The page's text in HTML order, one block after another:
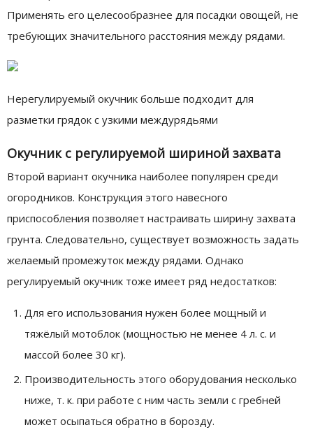
Применять его целесообразнее для посадки овощей, не
требующих значительного расстояния между рядами.
Нерегулируемый окучник больше подходит для
разметки грядок с узкими междурядьями
Окучник с регулируемой шириной захвата
Второй вариант окучника наиболее популярен среди
огородников. Конструкция этого навесного
приспособления позволяет настраивать ширину захвата
грунта. Следовательно, существует возможность задать
желаемый промежуток между рядами. Однако
регулируемый окучник тоже имеет ряд недостатков:
Для его использования нужен более мощный и
тяжёлый мотоблок (мощностью не менее 4 л. с. и
массой более 30 кг).
Производительность этого оборудования несколько
ниже, т. к. при работе с ним часть земли с гребней
может осыпаться обратно в борозду.